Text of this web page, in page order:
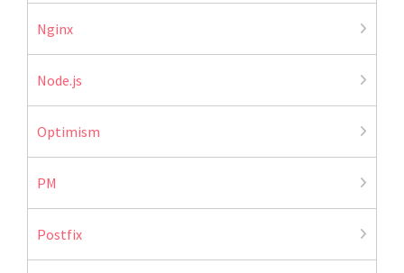
Nginx
Node.js
Optimism
PM
Postfix